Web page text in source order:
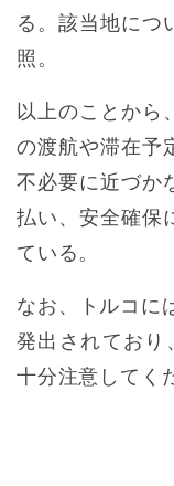
る。該当地につ
照。
以上のことから
の渡航や滞在予
不必要に近づか
払い、安全確保
ている。
なお、トルコに
発出されており
十分注意してく